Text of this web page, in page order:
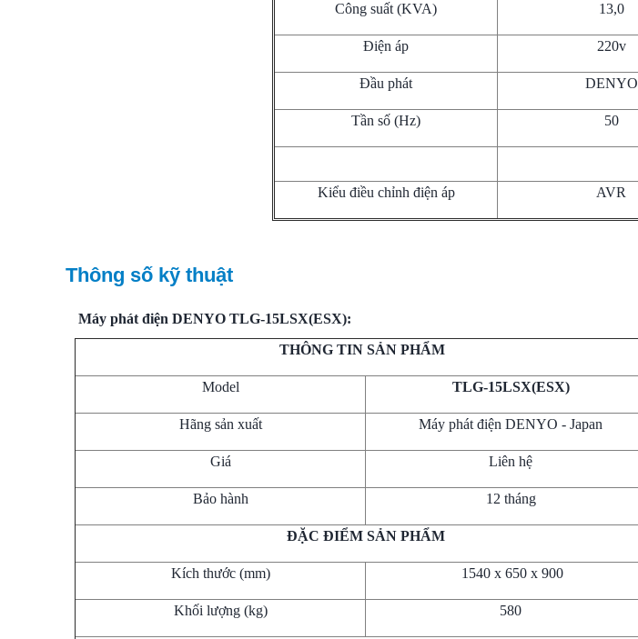
Công suất (KVA) 13,0
Điện áp 220v
Đầu phát DENYO
Tần số (Hz) 50
Kiểu điều chỉnh điện áp AVR
Thông số kỹ thuật
Máy phát điện DENYO TLG-15LSX(ESX):
THÔNG TIN SẢN PHẨM
Model TLG-15LSX(ESX)
Hãng sản xuất Máy phát điện DENYO - Japan
Giá Liên hệ
Bảo hành 12 tháng
ĐẶC ĐIỂM SẢN PHẨM
Kích thước (mm) 1540 x 650 x 900
Khối lượng (kg) 580